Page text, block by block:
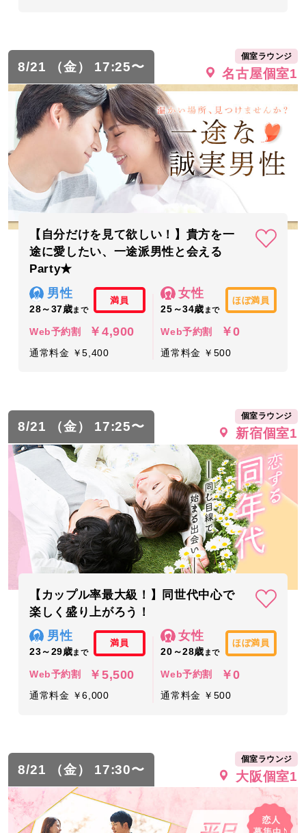
8/21 （金） 17:25〜
個室ラウンジ
名古屋個室1
【自分だけを見て欲しい！】貴方を一
途に愛したい、一途派男性と会える
Party★
男性
28～37歳まで
満員
Web予約割 ￥4,900
通常料金 ￥5,400
女性
25～34歳 まで
ほぼ満員
Web予約割 ￥0
通常料金 ￥500
8/21 （金） 17:25〜
個室ラウンジ
新宿個室1
【カップル率最大級！】同世代中心で
楽しく盛り上がろう！
男性
23～29歳まで
満員
Web予約割 ￥5,500
通常料金 ￥6,000
女性
20～28歳 まで
ほぼ満員
Web予約割 ￥0
通常料金 ￥500
8/21 （金） 17:30〜
個室ラウンジ
大阪個室1